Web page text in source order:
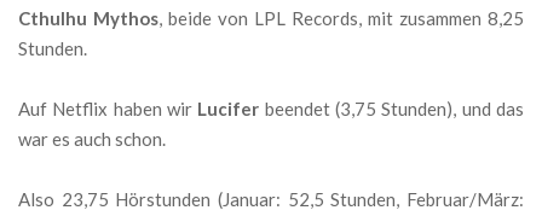
Cthulhu Mythos , beide von LPL Records, mit zusammen 8,25
Stunden.
Auf Netflix haben wir Lucifer beendet (3,75 Stunden), und das
war es auch schon.
Also 23,75 Hörstunden (Januar: 52,5 Stunden, Februar/März: